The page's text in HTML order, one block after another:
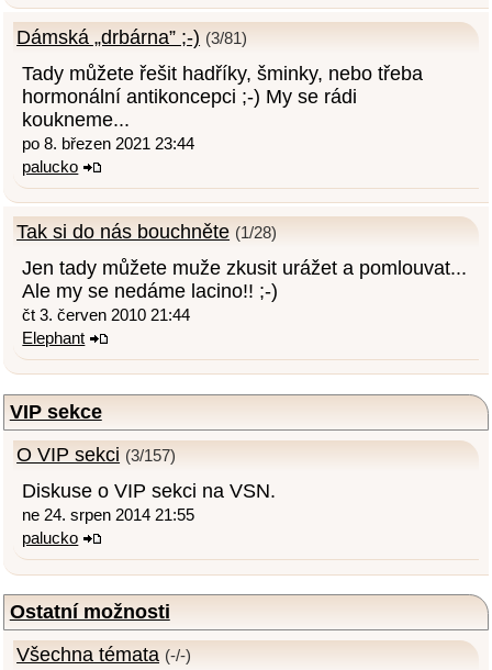
Dámská „drbárna” ;-) (3/81)
Tady můžete řešit hadříky, šminky, nebo třeba
hormonální antikoncepci ;-) My se rádi
koukneme...
po 8. březen 2021 23:44
palucko
Tak si do nás bouchněte (1/28)
Jen tady můžete muže zkusit urážet a pomlouvat...
Ale my se nedáme lacino!! ;-)
čt 3. červen 2010 21:44
Elephant
VIP sekce
O VIP sekci (3/157)
Diskuse o VIP sekci na VSN.
ne 24. srpen 2014 21:55
palucko
Ostatní možnosti
Všechna témata (-/-)